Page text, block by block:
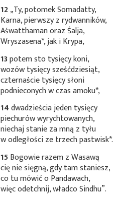
12„Ty, potomek Somadatty,
Karna, pierwszy z rydwanników,
Aśwatthaman oraz Śalja,
Wryszasena*, jak i Krypa,
13potem sto tysięcy koni,
wozów tysięcy sześćdziesiąt,
czternaście tysięcy słoni
podnieconych w czasamoku*,
14dwadzieścia jeden tysięcy
piechurów wyrychtowanych,
niechaj stanie za mną z tyłu
w odległości ze trzechpastwisk*.
15Bogowie razem z Wasawą
cię nie sięgną, gdy tam staniesz,
co tu mówić o Pandawach,
więc odetchnij, władco Sindhu”.